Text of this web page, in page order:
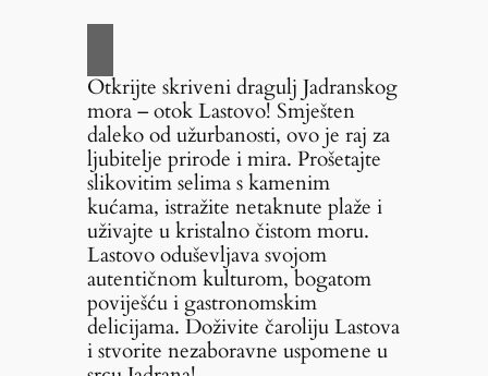
Otkrijte skriveni dragulj Jadranskog
mora – otok Lastovo! Smješten
daleko od užurbanosti, ovo je raj za
ljubitelje prirode i mira. Prošetajte
slikovitim selima s kamenim
kućama, istražite netaknute plaže i
uživajte u kristalno čistom moru.
Lastovo oduševljava svojom
autentičnom kulturom, bogatom
poviješću i gastronomskim
delicijama. Doživite čaroliju Lastova
i stvorite nezaboravne uspomene u